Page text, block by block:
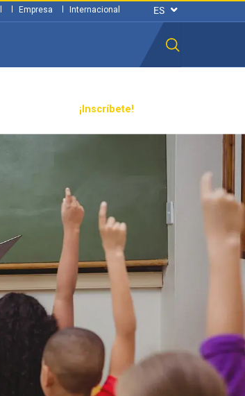
¡Inscríbete!
Empresa Internacional